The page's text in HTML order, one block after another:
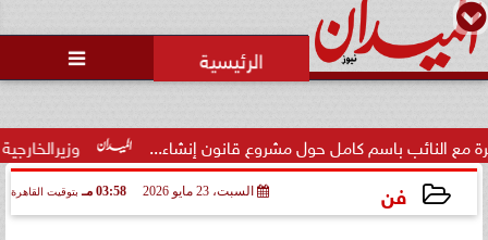

وزيرالخارجية : القدس والضفة حول مشروع قانون إنشاء...
فن السبت، 23 مايو 2026 03:58 مـ بتوقيت القاهرة
الرئيس الأمريكي يهنئ الملك محمد
السادس بمناسبة العيد الوطني